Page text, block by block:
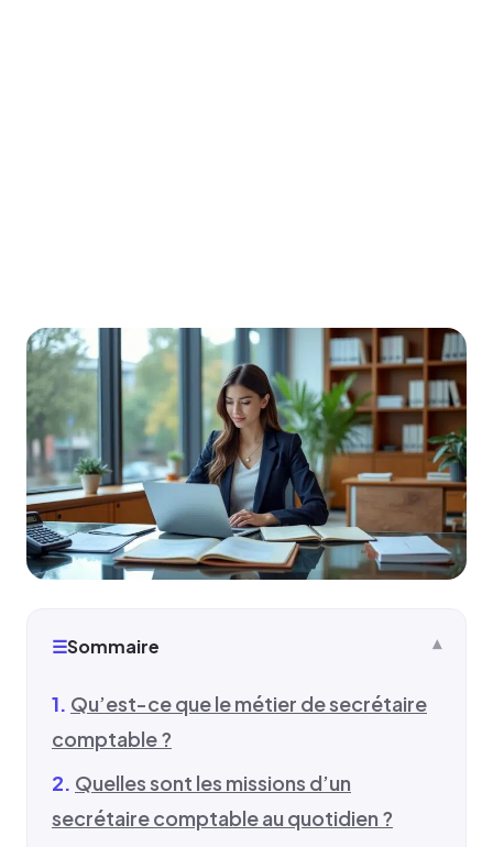
☰Sommaire
Qu’est-ce que le métier de secrétaire
comptable ?
Quelles sont les missions d’un
secrétaire comptable au quotidien ?